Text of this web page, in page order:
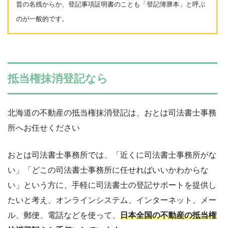
昔の名残からか、登記事項証明書のことも「登記簿謄本」と呼ぶ
のが一般的です。
抵当権抹消登記なら
北海道の不動産の抵当権抹消登記は、おとは司法書士事務
所へお任せください
おとは司法書士事務所では、「近くに司法書士事務所がな
い」「どこの司法書士事務所に任せればいいかわからな
い」という方に、手軽に司法書士の登記サポートを提供し
たいと考え、オンラインシステム、インターネット、メー
ル、郵便、電話などを使って、 日本全国の不動産の抵当権